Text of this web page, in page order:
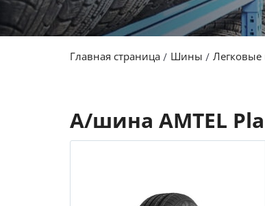
Главная страница Шины
А/шина AMTEL